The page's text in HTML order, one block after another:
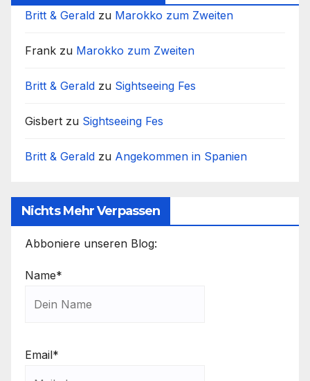
Britt & Gerald zu Marokko zum Zweiten
Frank zu Marokko zum Zweiten
Britt & Gerald zu Sightseeing Fes
Gisbert zu Sightseeing Fes
Britt & Gerald zu Angekommen in Spanien
Nichts Mehr Verpassen
Abboniere unseren Blog:
Name*
Email*